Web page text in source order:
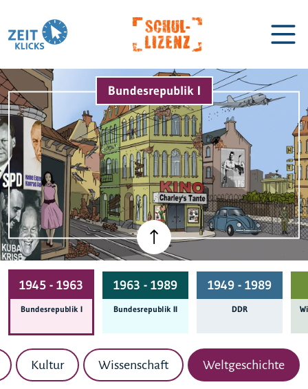
Biographien Lexikon
Bundesrepublik I
1945 - 1963
Bundes­republik I
1963 - 1989
Bundes­republik II
1949 - 1989
DDR
Kultur Wissenschaft Weltgeschichte